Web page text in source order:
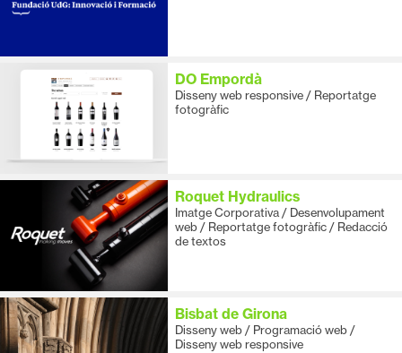
DO Empordà
Disseny web responsive / Reportatge
fotogràfic
Roquet Hydraulics
Imatge Corporativa / Desenvolupament
web / Reportatge fotogràfic / Redacció
de textos
Bisbat de Girona
Disseny web / Programació web /
Disseny web responsive